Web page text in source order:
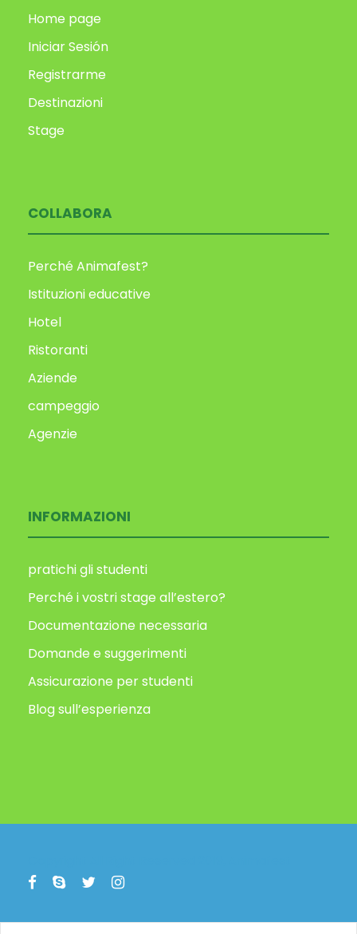
Home page
Iniciar Sesión
Registrarme
Destinazioni
Stage
COLLABORA
Perché Animafest?
Istituzioni educative
Hotel
Ristoranti
Aziende
campeggio
Agenzie
INFORMAZIONI
pratichi gli studenti
Perché i vostri stage all’estero?
Documentazione necessaria
Domande e suggerimenti
Assicurazione per studenti
Blog sull’esperienza